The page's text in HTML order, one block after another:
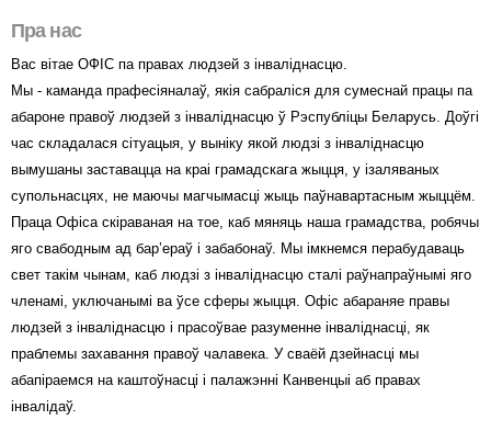
Пра нас
Вас вітае ОФІС па правах людзей з інваліднасцю.
Мы - каманда прафесіяналаў, якія сабраліся для сумеснай працы па
абароне правоў людзей з інваліднасцю ў Рэспубліцы Беларусь. Доўгі
час складалася сітуацыя, у выніку якой людзі з інваліднасцю
вымушаны заставацца на краі грамадскага жыцця, у ізаляваных
супольнасцях, не маючы магчымасці жыць паўнавартасным жыццём.
Праца Офіса скіраваная на тое, каб мяняць наша грамадства, робячы
яго свабодным ад бар’ераў і забабонаў. Мы імкнемся перабудаваць
свет такім чынам, каб людзі з інваліднасцю сталі раўнапраўнымі яго
членамі, уключанымі ва ўсе сферы жыцця. Офіс абараняе правы
людзей з інваліднасцю і прасоўвае разуменне інваліднасці, як
праблемы захавання правоў чалавека. У сваёй дзейнасці мы
абапіраемся на каштоўнасці і палажэнні Канвенцыі аб правах
інвалідаў.